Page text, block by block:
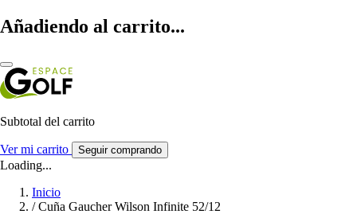
Añadiendo al carrito...
Subtotal del carrito
Ver mi carrito Seguir comprando
Loading...
Inicio
/ Cuña Gaucher Wilson Infinite 52/12